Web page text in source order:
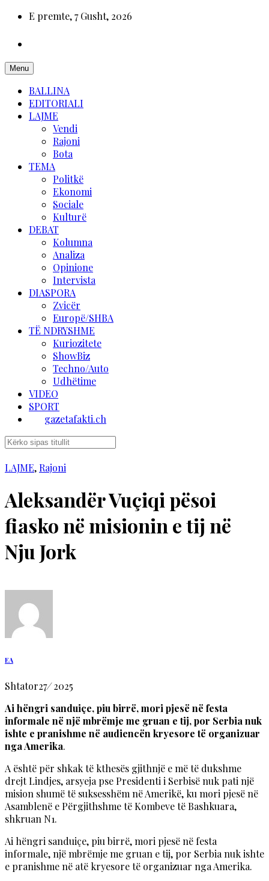
E premte, 7 Gusht, 2026
Menu
BALLINA
EDITORIALI
LAJME
Vendi
Rajoni
Bota
TEMA
Politkë
Ekonomi
Sociale
Kulturë
DEBAT
Kolumna
Analiza
Opinione
Intervista
DIASPORA
Zvicër
Europë/SHBA
TË NDRYSHME
Kuriozitete
ShowBiz
Techno/Auto
Udhëtime
VIDEO
SPORT
gazetafakti.ch
LAJME, Rajoni
Aleksandër Vuçiqi pësoi
fiasko në misionin e tij në
Nju Jork
EA
Shtator27/2025
Ai hëngri sanduiçe, piu birrë, mori pjesë në festa
informale në një mbrëmje me gruan e tij, por Serbia nuk
ishte e pranishme në audiencën kryesore të organizuar
nga Amerika.
A është për shkak të kthesës gjithnjë e më të dukshme
drejt Lindjes, arsyeja pse Presidenti i Serbisë nuk pati një
mision shumë të suksesshëm në Amerikë, ku mori pjesë në
Asamblenë e Përgjithshme të Kombeve të Bashkuara,
shkruan N1.
Ai hëngri sanduiçe, piu birrë, mori pjesë në festa
informale, një mbrëmje me gruan e tij, por Serbia nuk ishte
e pranishme në atë kryesore të organizuar nga Amerika.